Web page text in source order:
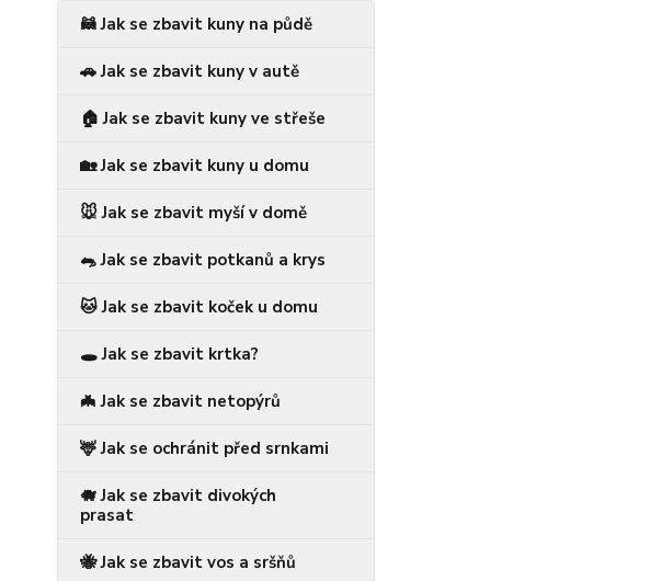
🦝 Jak se zbavit kuny na půdě
🚗 Jak se zbavit kuny v autě
🏠 Jak se zbavit kuny ve střeše
🏡 Jak se zbavit kuny u domu
🐭 Jak se zbavit myší v domě
🐀 Jak se zbavit potkanů a krys
🐱 Jak se zbavit koček u domu
🕳️ Jak se zbavit krtka?
🦇 Jak se zbavit netopýrů
🦌 Jak se ochránit před srnkami
🐗 Jak se zbavit divokých
prasat
🐝 Jak se zbavit vos a sršňů